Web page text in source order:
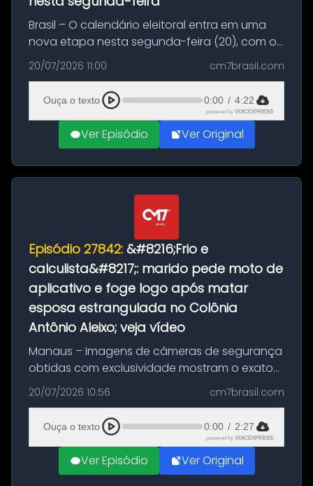
Brasil – O calendário eleitoral entra em uma
nova etapa nesta segunda-feira (20), com o
início do período destinado às convenções
partidárias. Até 5 de agosto, partidos e
federações poderão oficializa...
20/07/2026 11:00 cm7brasil.com
Ouça o texto 0:00 / 4:22
powered by VOICEXPRESS
Ver Episódio Ver Original
Episódio 27842: &#8216;Frio e
calculista&#8217;: marido pede moto de
aplicativo e foge logo após matar
esposa estrangulada no Colônia
Antônio Aleixo; veja vídeo
Manaus – Imagens de câmeras de segurança
obtidas com exclusividade mostram o exato
momento da fuga do principal suspeito da
morte de Larissa Araújo, de 28 anos. O crime
ocorreu na noite deste último d...
20/07/2026 10:56 cm7brasil.com
Ouça o texto 0:00 / 2:27
powered by VOICEXPRESS
Ver Episódio Ver Original